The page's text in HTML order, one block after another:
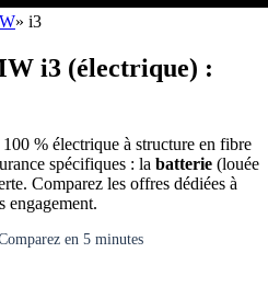
» i3
i3 (électrique) :
% électrique à structure en fibre
spécifiques : la batterie (louée
Comparez les offres dédiées à
engagement.
en 5 minutes